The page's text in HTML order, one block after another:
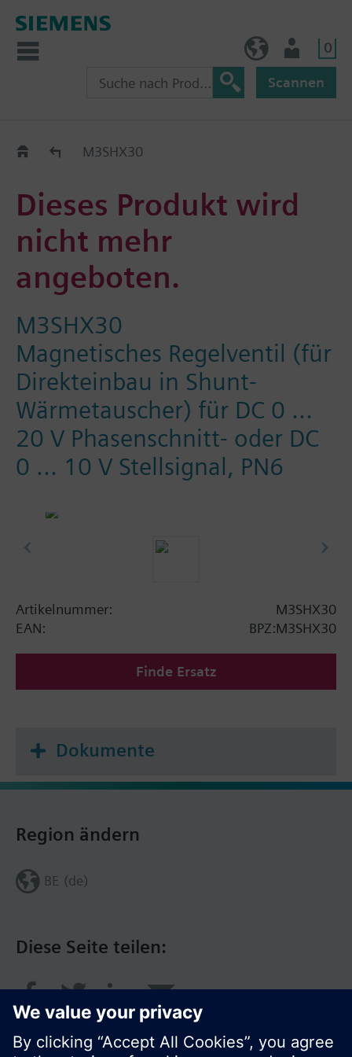
0
Scannen
Austauschhilfe
M3SHX30
Dieses Produkt wird
nicht mehr
angeboten.
M3SHX30
Magnetisches Regelventil (für
Direkteinbau in Shunt-
Wärmetauscher) für DC 0 ...
20 V Phasenschnitt- oder DC
0 ... 10 V Stellsignal, PN6
Artikelnummer:
M3SHX30
EAN:
BPZ:M3SHX30
Finde Ersatz
Dokumente
Diese Seite teilen:
Region ändern
BE (de)